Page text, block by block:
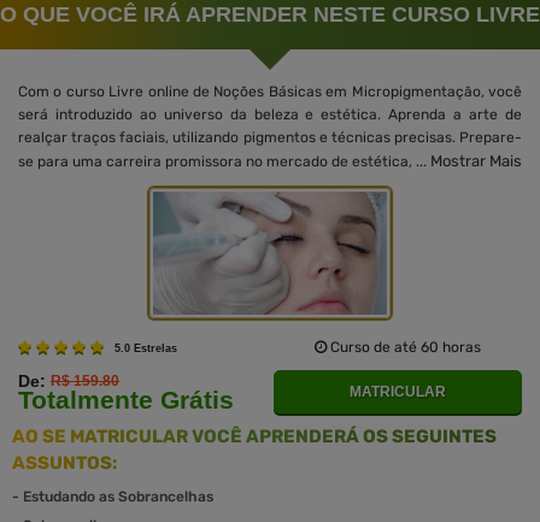
O QUE VOCÊ IRÁ APRENDER NESTE CURSO LIVRE
Com o curso Livre online de Noções Básicas em Micropigmentação, você
será introduzido ao universo da beleza e estética. Aprenda a arte de
realçar traços faciais, utilizando pigmentos e técnicas precisas. Prepare-
se para uma carreira promissora no mercado de estética, ... Mostrar Mais
5.0 Estrelas Curso de até 60 horas
De: R$ 159.80
Totalmente Grátis MATRICULAR
AO SE MATRICULAR VOCÊ APRENDERÁ OS SEGUINTES
ASSUNTOS:
- Estudando as Sobrancelhas